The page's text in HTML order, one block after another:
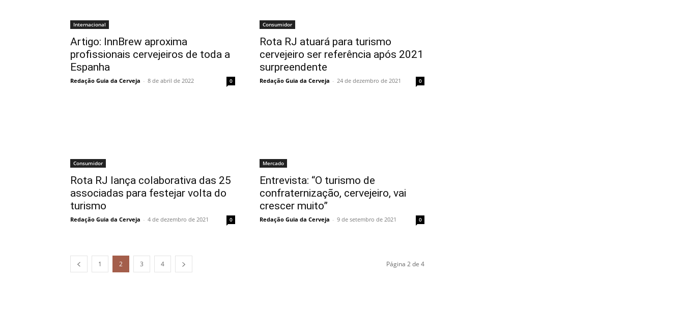
Internacional
Artigo: InnBrew aproxima
profissionais cervejeiros de toda a
Espanha
Redação Guia da Cerveja - 8 de abril de 2022 0
Consumidor
Rota RJ atuará para turismo
cervejeiro ser referência após 2021
surpreendente
Redação Guia da Cerveja - 24 de dezembro de 2021 0
Consumidor
Rota RJ lança colaborativa das 25
associadas para festejar volta do
turismo
Redação Guia da Cerveja - 4 de dezembro de 2021 0
Mercado
Entrevista: “O turismo de
confraternização, cervejeiro, vai
crescer muito”
Redação Guia da Cerveja - 9 de setembro de 2021 0
1 2 3 4 Página 2 de 4